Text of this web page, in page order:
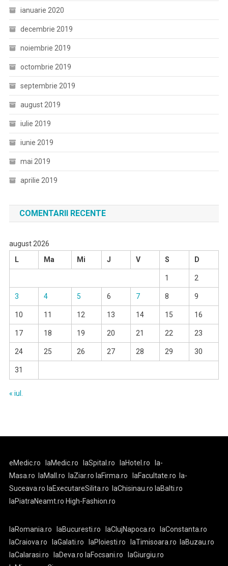
ianuarie 2020
decembrie 2019
noiembrie 2019
octombrie 2019
septembrie 2019
august 2019
iulie 2019
iunie 2019
mai 2019
aprilie 2019
COMENTARII RECENTE
august 2026
L
Ma Mi J V S D
1 2
3 4 5 6 7 8 9
10 11 12 13 14 15 16
17 18 19 20 21 22 23
24 25 26 27 28 29 30
31
« iul.
eMedic.ro laMedic.ro laSpital.ro laHotel.ro
la-
Masa.ro
laMall.ro laZiar.ro laFirma.ro laFacultate.ro
la-
Suceava.ro laExecutareSilita.ro laChisinau.ro laBalti.ro
laPiatraNeamt.ro High-Fashion.ro
laRomania.ro laBucuresti.ro laClujNapoca.ro
laConstanta.ro
laCraiova.ro
laGalati.ro laPloiesti.ro laTimisoara.ro
laBuzau.ro
laCalarasi.ro
laDeva.ro laFocsani.ro
laGiurgiu.ro